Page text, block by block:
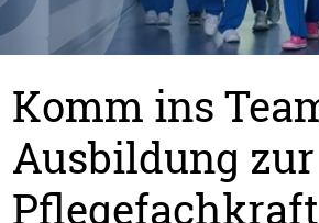
Komm ins
Ausbildung zur